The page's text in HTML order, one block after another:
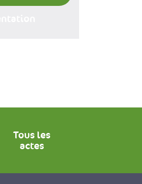
Tous les
actes